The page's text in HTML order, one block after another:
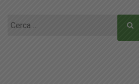
Ricerca